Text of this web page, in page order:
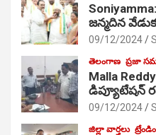
జ‌న్మ‌దిన
09/12/2024
తెలంగాణ ప్రజా
Malla
డిప్యూటేషన్
09/12/2024
జిల్లా వార్తలు